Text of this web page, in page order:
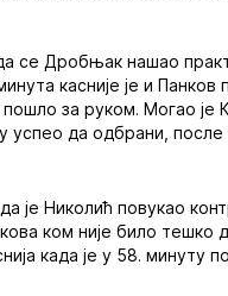
се Дробњак нашао
касније је и Панков
за руком. Могао је
успео да одбрани,
је Николић повукао
ком није било тешко
када је у 58. минуту